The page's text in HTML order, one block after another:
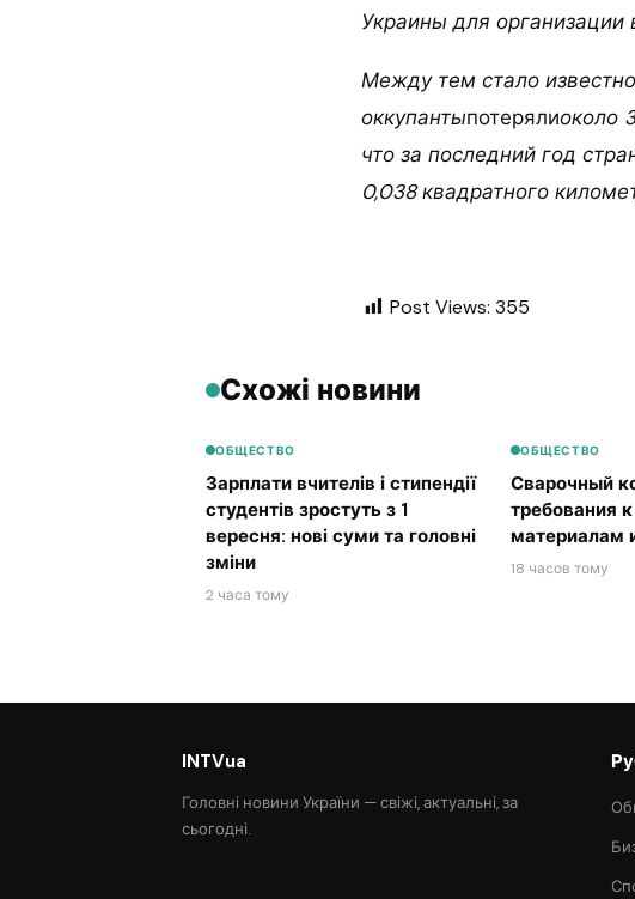
Украины для
Между тем стало
оккупантыпотерялиоколо
что за последний год
0,038 квадратного
Post Views: 355
Схожі новини
ОБЩЕСТВО
Зарплати вчителів і стипендії
студентів зростуть з 1
вересня: нові суми та головні
зміни
2 часа тому
ОБЩЕСТВО
Сварочный
требования
материалам
18 часов тому
INTVua
Головні новини України — свіжі, актуальні, за
сьогодні.